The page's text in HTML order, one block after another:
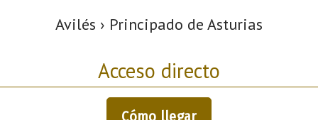
Avilés › Principado de Asturias
Acceso directo
Cómo llegar